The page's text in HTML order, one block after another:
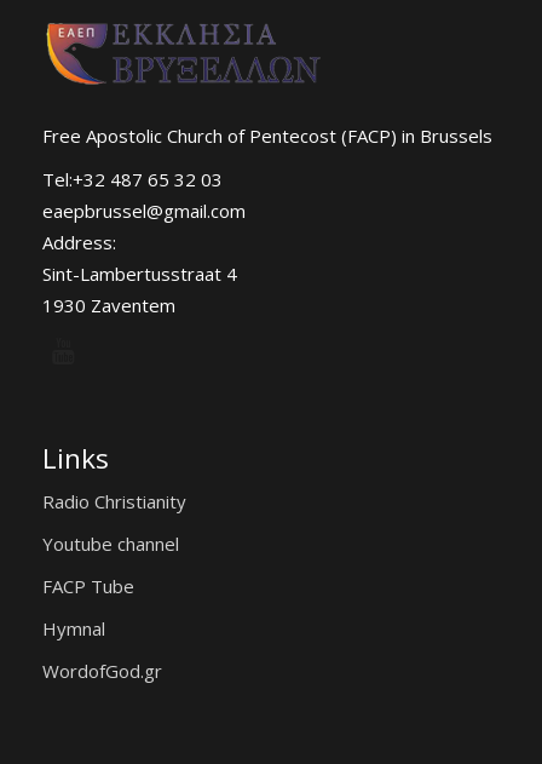
Free Apostolic Church of Pentecost (FACP) in Brussels
Tel:+32 487 65 32 03
eaepbrussel@gmail.com
Address:
Sint-Lambertusstraat 4
1930 Zaventem
Links
Radio Christianity
Youtube channel
FACP Tube
Hymnal
WordofGod.gr